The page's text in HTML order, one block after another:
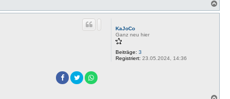
a
KaJoCo
Ganz neu hier
Beiträge: 3
Registriert: 23.05.2024, 14:36